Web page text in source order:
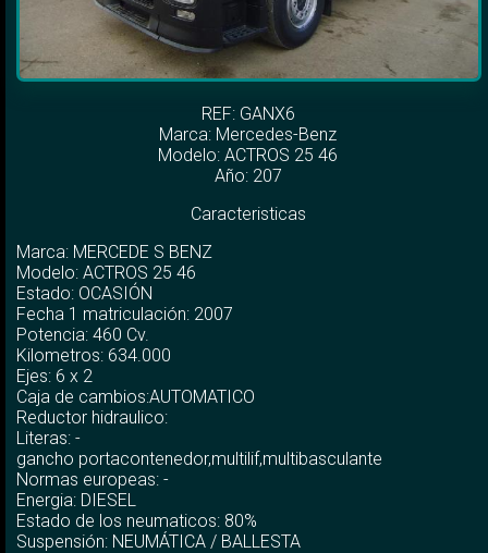
REF: GANX6
Marca: Mercedes-Benz
Modelo:ACTROS 25 46
Año: 207
Caracteristicas
Marca: MERCEDE S BENZ
Modelo: ACTROS 25 46
Estado: OCASIÓN
Fecha 1 matriculación: 2007
Potencia: 460 Cv.
Kilometros: 634.000
Ejes: 6 x 2
Caja de cambios:AUTOMATICO
Reductor hidraulico:
Literas: -
gancho portacontenedor,multilif,multibasculante
Normas europeas: -
Energia: DIESEL
Estado de los neumaticos: 80%
Suspensión: NEUMÁTICA / BALLESTA